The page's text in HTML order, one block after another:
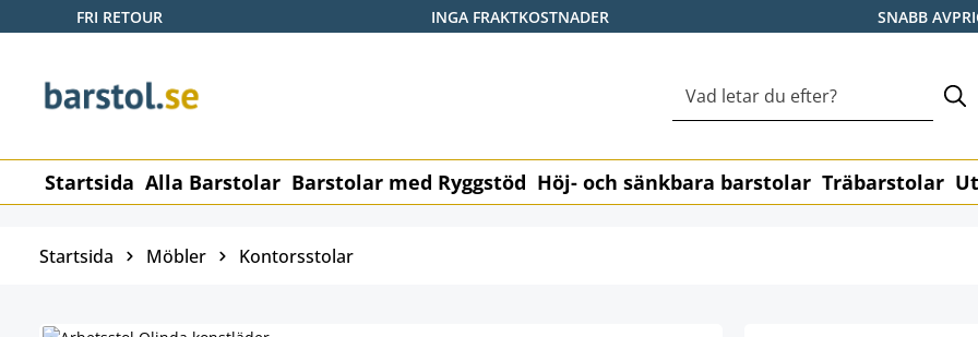
till huvudinnehåll
Hoppa till sökning
Hoppa till huvudnavigering
FRI RETOUR INGA FRAKTKOSTNADER SNABB
Startsida Alla Barstolar Barstolar med Ryggstöd Höj- och sänkbara barstolar Träbarstolar
Startsida Möbler Kontorsstolar